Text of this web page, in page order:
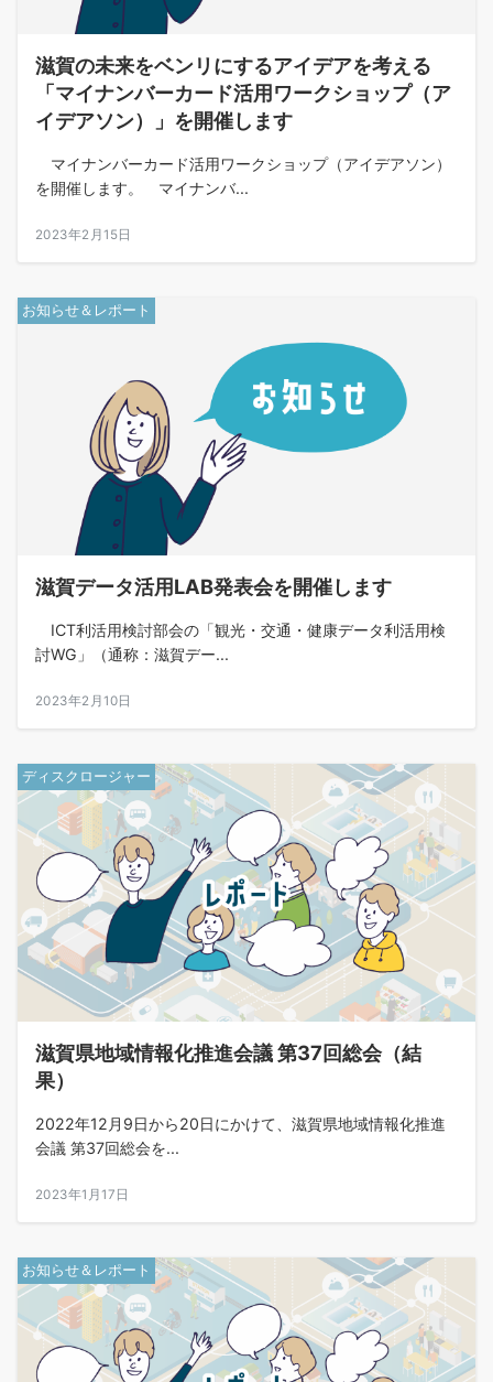
滋賀の未来をベンリにするアイデアを考える
「マイナンバーカード活用ワークショップ（ア
イデアソン）」を開催します
マイナンバーカード活⽤ワークショップ（アイデアソン）
を開催します。 マイナンバ...
2023年2月15日
お知らせ＆レポート
滋賀データ活用LAB発表会を開催します
ICT利活用検討部会の「観光・交通・健康データ利活用検
討WG」（通称：滋賀デー...
2023年2月10日
ディスクロージャー
滋賀県地域情報化推進会議 第37回総会（結
果）
2022年12月9日から20日にかけて、滋賀県地域情報化推進
会議 第37回総会を...
2023年1月17日
お知らせ＆レポート